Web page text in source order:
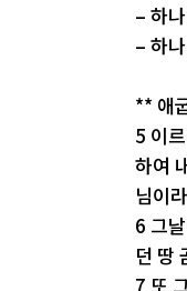
– 하
– 하
** 애
5 이
하여
님이
6 그
던 땅
7 또